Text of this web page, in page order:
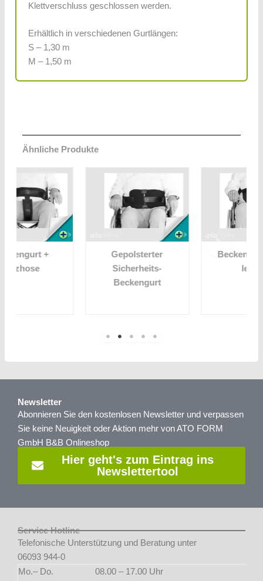
Klettverschluss geschlossen werden.
Erhältlich in verschiedenen Gurtlängen:
S – 1,30 m
M – 1,50 m
Ähnliche Produkte
Becken-Sitz-Gurt
Newsletter
Abonnieren Sie den kostenlosen Newsletter und verpassen
Sie keine Neuigkeit oder Aktion mehr von ATO FORM
GmbH B&B Onlineshop
Hier geht's zum Eintrag ins
Newslettertool
Service Hotline
Telefonische Unterstützung und Beratung unter
06093 944-0
Mo.– Do.
08.00 – 17.00 Uhr